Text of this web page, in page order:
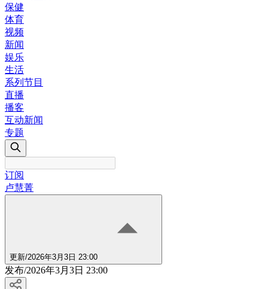
保健
体育
视频
新闻
娱乐
生活
系列节目
直播
播客
互动新闻
专题
订阅
卢慧菁
更新/2026年3月3日 23:00
发布/2026年3月3日 23:00